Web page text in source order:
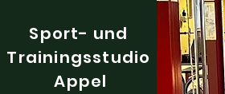
Sport- und
Trainingsstudio
Appel